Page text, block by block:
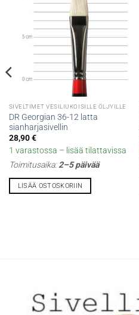
SIVELTIMET VESILIUKOISILLE ÖLJYILLE
DR Georgian 36-12 latta
sianharjasivellin
28,90€
1 varastossa – lisää tilattavissa
Toimitusaika:2–5 päivää
LISÄÄ OSTOSKORIIN